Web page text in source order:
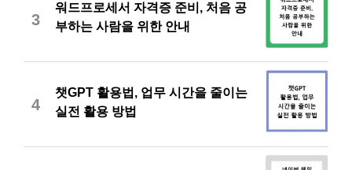
3
워드프로세서 자격증 준비, 처음 공
부하는 사람을 위한 안내
4
챗GPT 활용법, 업무 시간을 줄이는
실전 활용 방법